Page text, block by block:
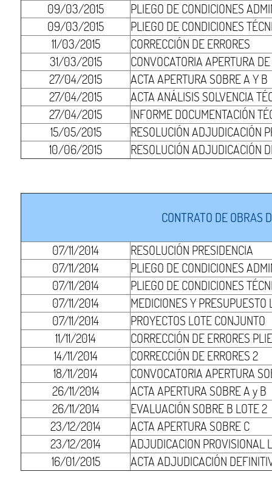
09/03/2015
PLIEGO DE CONDICIONES
09/03/2015
PLIEGO DE CONDICIONES
11/03/2015
CORRECCIÓN DE ERRORES
31/03/2015
CONVOCATORIA APERTURA
27/04/2015
ACTA APERTURA SOBRE A Y B
27/04/2015
ACTA ANÁLISIS SOLVENCIA
27/04/2015
INFORME DOCUMENTACIÓN
15/05/2015
RESOLUCIÓN ADJUDICACIÓN
10/06/2015
RESOLUCIÓN ADJUDICACIÓN
CONTRATO DE OBRAS
07/11/2014
RESOLUCIÓN PRESIDENCIA
07/11/2014
PLIEGO DE CONDICIONES
07/11/2014
PLIEGO DE CONDICIONES
07/11/2014
MEDICIONES Y PRESUPUESTO
07/11/2014
PROYECTOS LOTE CONJUNTO
11/11/2014
CORRECCIÓN DE ERRORES
14/11/2014
CORRECCIÓN DE ERRORES 2
18/11/2014
CONVOCATORIA APERTURA
26/11/2014
ACTA APERTURA SOBRE A y B
26/11/2014
EVALUACIÓN SOBRE B LOTE 2
23/12/2014
ACTA APERTURA SOBRE C
23/12/2014
ADJUDICACION PROVISIONAL
16/01/2015
ACTA ADJUDICACIÓN